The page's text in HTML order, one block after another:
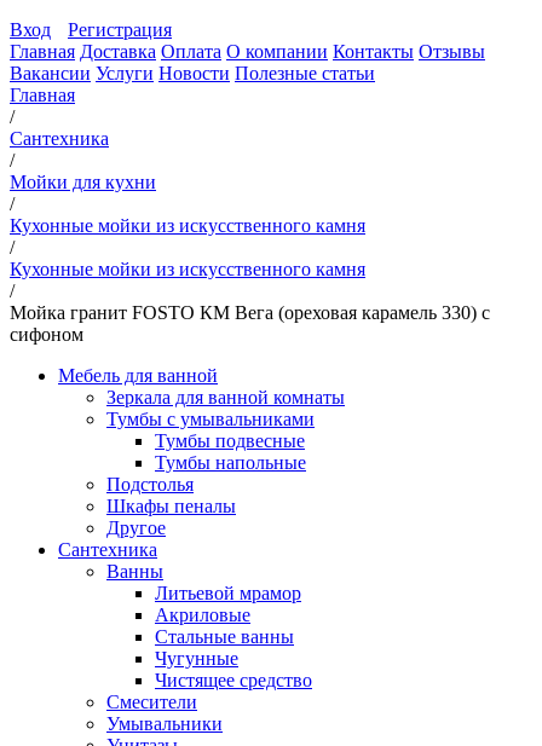
Вход
Регистрация
Главная Доставка Оплата О компании Контакты Отзывы
Вакансии Услуги Новости Полезные статьи
Главная
/
Сантехника
/
Мойки для кухни
/
Кухонные мойки из искусственного камня
/
Кухонные мойки из искусственного камня
/
Мойка гранит FOSTO КМ Вега (ореховая карамель 330) с
сифоном
Мебель для ванной
Зеркала для ванной комнаты
Тумбы с умывальниками
Тумбы подвесные
Тумбы напольные
Подстолья
Шкафы пеналы
Другое
Сантехника
Ванны
Литьевой мрамор
Акриловые
Стальные ванны
Чугунные
Чистящее средство
Смесители
Умывальники